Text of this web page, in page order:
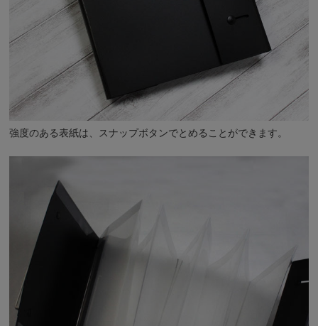
強度のある表紙は、スナップボタンでとめることができます。